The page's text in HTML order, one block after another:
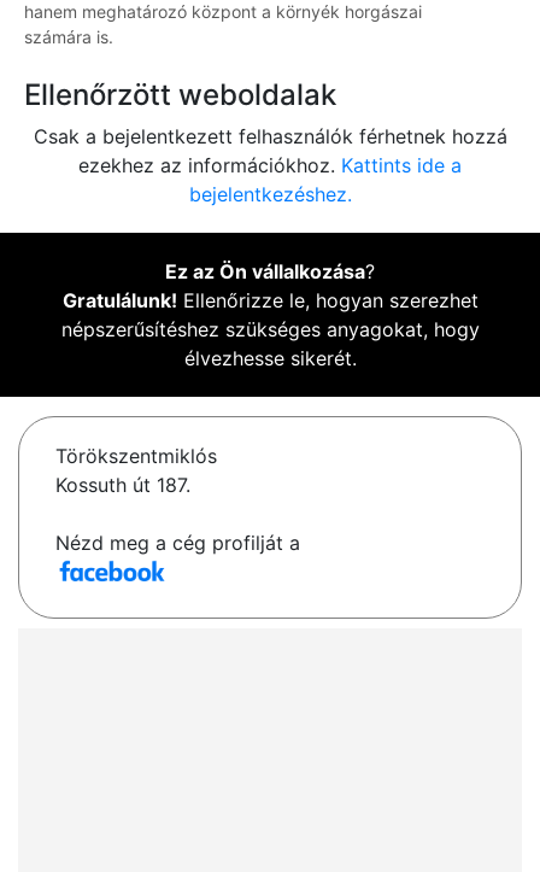
hanem meghatározó központ a környék horgászai
számára is.
Ellenőrzött weboldalak
Csak a bejelentkezett felhasználók férhetnek hozzá
ezekhez az információkhoz. Kattints ide a
bejelentkezéshez.
Ez az Ön vállalkozása?
Gratulálunk! Ellenőrizze le, hogyan szerezhet
népszerűsítéshez szükséges anyagokat, hogy
élvezhesse sikerét.
Törökszentmiklós
Kossuth út 187.
Nézd meg a cég profilját a